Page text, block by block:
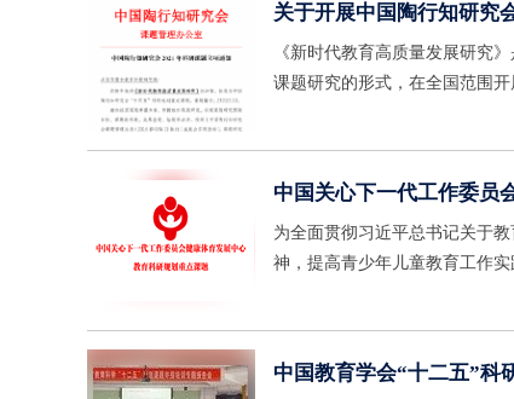
关于开展中国陶行知研究
《新时代教育高质量发展研究
课题研究的形式，在全国范围
中国关心下一代工作委员
为全面贯彻习近平总书记关于
神，提高青少年儿童教育工作
中国教育学会“十二五”科